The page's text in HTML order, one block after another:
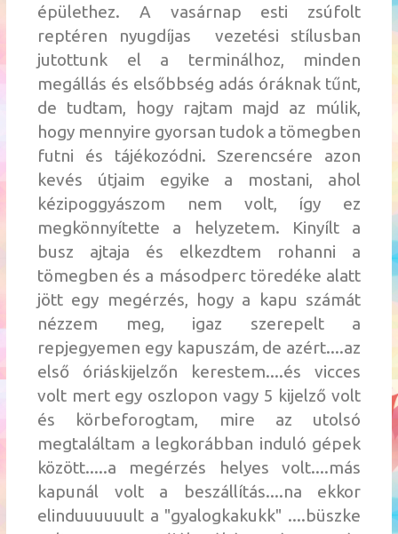
épülethez. A vasárnap esti zsúfolt
reptéren nyugdíjas vezetési stílusban
jutottunk el a terminálhoz, minden
megállás és elsőbbség adás óráknak tűnt,
de tudtam, hogy rajtam majd az múlik,
hogy mennyire gyorsan tudok a tömegben
futni és tájékozódni. Szerencsére azon
kevés útjaim egyike a mostani, ahol
kézipoggyászom nem volt, így ez
megkönnyítette a helyzetem. Kinyílt a
busz ajtaja és elkezdtem rohanni a
tömegben és a másodperc töredéke alatt
jött egy megérzés, hogy a kapu számát
nézzem meg, igaz szerepelt a
repjegyemen egy kapuszám, de azért....az
első óriáskijelzőn kerestem....és vicces
volt mert egy oszlopon vagy 5 kijelző volt
és körbeforogtam, mire az utolsó
megtaláltam a legkorábban induló gépek
között.....a megérzés helyes volt....más
kapunál volt a beszállítás....na ekkor
elinduuuuuult a "gyalogkakukk" ....büszke